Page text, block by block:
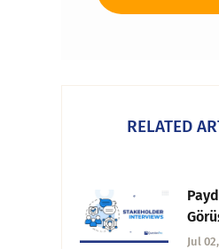
RELATED
Jul